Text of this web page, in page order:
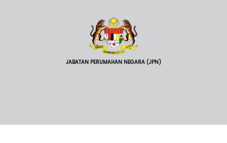
JABATAN PERUMAHAN NEGARA (JPN)